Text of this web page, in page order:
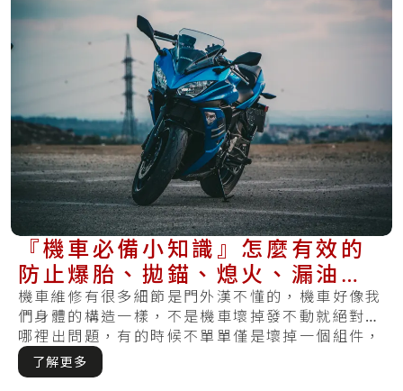
『機車必備小知識』怎麼有效的
防止爆胎、拋錨、熄火、漏油再
一次發生？
機車維修有很多細節是門外漢不懂的，機車好像我
們身體的構造一樣，不是機車壞掉發不動就絕對是
哪裡出問題，有的時候不單單僅是壞掉一個組件，
反而.....
了解更多